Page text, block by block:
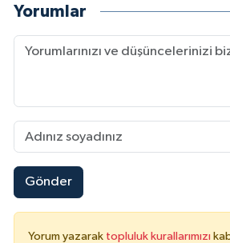
Yorumlar
Gönder
Yorum yazarak topluluk kurallarımızı